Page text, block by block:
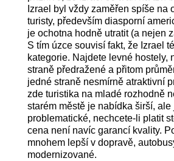
Izrael byl vždy zaměřen spíše na
turisty, především diasporní
je ochotna hodně utratit (a nejen
S tím úzce souvisí fakt, že Izrael
kategorie. Najdete levné hostely,
straně předražené a přitom
jedné straně nesmírně atraktivní
zde turistika na mladé rozhodně
starém městě je nabídka širší,
problematické, nechcete-li platit
cena není navíc garancí kvality.
mnohem lepší v dopravě,
modernizované.